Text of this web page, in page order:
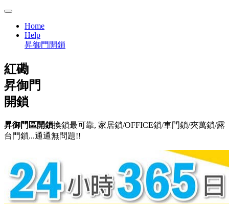
Home
Help
昇御門開鎖
紅磡
昇御門
開鎖
昇御門區開鎖換鎖最可靠, 家居鎖/OFFICE鎖/車門鎖/夾萬鎖/露
台門鎖...通通無問題!!